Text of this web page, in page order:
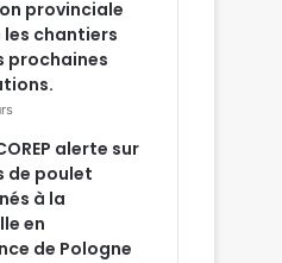
provinciale
chantiers
prochaines
alerte sur
de poulet
à la
en
de Pologne